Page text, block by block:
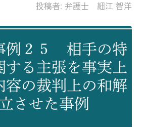
投稿者: 弁護士 細江 智洋
例２５ 相手の特
する主張を事実上
容の裁判上の和解
させた事例